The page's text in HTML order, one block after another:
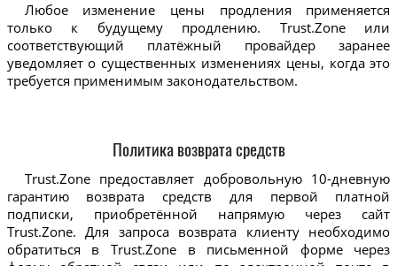
Любое изменение цены продления применяется
только к будущему продлению. Trust.Zone или
соответствующий платёжный провайдер заранее
уведомляет о существенных изменениях цены, когда это
требуется применимым законодательством.
Политика возврата средств
Trust.Zone предоставляет добровольную 10-дневную
гарантию возврата средств для первой платной
подписки, приобретённой напрямую через сайт
Trust.Zone. Для запроса возврата клиенту необходимо
обратиться в Trust.Zone в письменной форме через